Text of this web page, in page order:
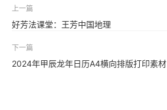
上一篇
好芳法课堂：王芳中国地理
下一篇
2024年甲辰龙年日历A4横向排版打印素材